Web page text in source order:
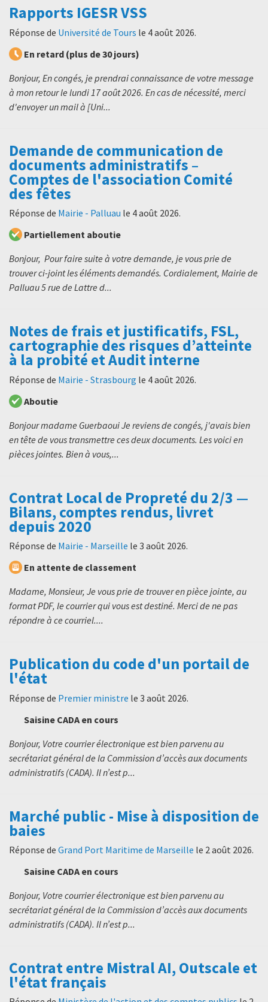
Rapports IGESR VSS
Réponse de Université de Tours le 4 août 2026.
En retard (plus de 30 jours)
Bonjour, En congés, je prendrai connaissance de votre message
à mon retour le lundi 17 août 2026. En cas de nécessité, merci
d'envoyer un mail à [Uni...
Demande de communication de
documents administratifs –
Comptes de l'association Comité
des fêtes
Réponse de Mairie - Palluau le 4 août 2026.
Partiellement aboutie
Bonjour, Pour faire suite à votre demande, je vous prie de
trouver ci-joint les éléments demandés. Cordialement, Mairie de
Palluau 5 rue de Lattre d...
Notes de frais et justificatifs, FSL,
cartographie des risques d’atteinte
à la probité et Audit interne
Réponse de Mairie - Strasbourg le 4 août 2026.
Aboutie
Bonjour madame Guerbaoui Je reviens de congés, j'avais bien
en tête de vous transmettre ces deux documents. Les voici en
pièces jointes. Bien à vous,...
Contrat Local de Propreté du 2/3 —
Bilans, comptes rendus, livret
depuis 2020
Réponse de Mairie - Marseille le 3 août 2026.
En attente de classement
Madame, Monsieur, Je vous prie de trouver en pièce jointe, au
format PDF, le courrier qui vous est destiné. Merci de ne pas
répondre à ce courriel....
Publication du code d'un portail de
l'état
Réponse de Premier ministre le 3 août 2026.
Saisine CADA en cours
Bonjour, Votre courrier électronique est bien parvenu au
secrétariat général de la Commission d’accès aux documents
administratifs (CADA). Il n’est p...
Marché public - Mise à disposition de
baies
Réponse de Grand Port Maritime de Marseille le 2 août 2026.
Saisine CADA en cours
Bonjour, Votre courrier électronique est bien parvenu au
secrétariat général de la Commission d’accès aux documents
administratifs (CADA). Il n’est p...
Contrat entre Mistral AI, Outscale et
l'état français